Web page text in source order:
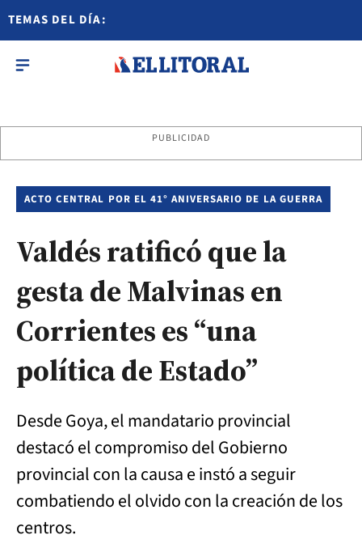
TEMAS DEL DÍA:
PUBLICIDAD
ACTO CENTRAL POR EL 41° ANIVERSARIO DE LA GUERRA
Valdés ratificó que la
gesta de Malvinas en
Corrientes es “una
política de Estado”
Desde Goya, el mandatario provincial
destacó el compromiso del Gobierno
provincial con la causa e instó a seguir
combatiendo el olvido con la creación de los
centros.